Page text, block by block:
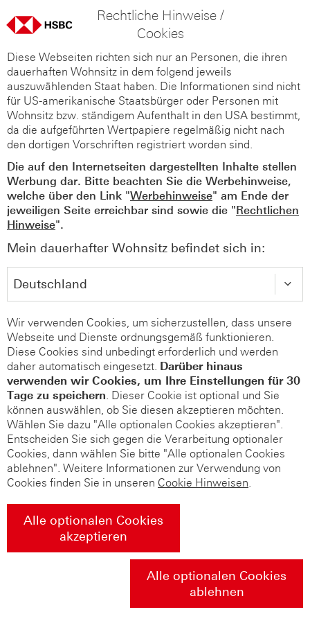
Rechtliche Hinweise /
Cookies
Diese Webseiten richten sich nur an Personen, die ihren
dauerhaften Wohnsitz in dem folgend jeweils
auszuwählenden Staat haben. Die Informationen sind nicht
für US-amerikanische Staatsbürger oder Personen mit
Wohnsitz bzw. ständigem Aufenthalt in den USA bestimmt,
da die aufgeführten Wertpapiere regelmäßig nicht nach
den dortigen Vorschriften registriert worden sind.
Die auf den Internetseiten dargestellten Inhalte stellen
Werbung dar. Bitte beachten Sie die Werbehinweise,
welche über den Link "Werbehinweise" am Ende der
jeweiligen Seite erreichbar sind sowie die "Rechtlichen
Hinweise".
Mein dauerhafter Wohnsitz befindet sich in:
Wir verwenden Cookies, um sicherzustellen, dass unsere
Webseite und Dienste ordnungsgemäß funktionieren.
Diese Cookies sind unbedingt erforderlich und werden
daher automatisch eingesetzt. Darüber hinaus
verwenden wir Cookies, um Ihre Einstellungen für 30
Tage zu speichern. Dieser Cookie ist optional und Sie
können auswählen, ob Sie diesen akzeptieren möchten.
Wählen Sie dazu "Alle optionalen Cookies akzeptieren".
Entscheiden Sie sich gegen die Verarbeitung optionaler
Cookies, dann wählen Sie bitte "Alle optionalen Cookies
ablehnen". Weitere Informationen zur Verwendung von
Cookies finden Sie in unseren Cookie Hinweisen.
Alle optionalen Cookies
akzeptieren
Alle optionalen Cookies
ablehnen